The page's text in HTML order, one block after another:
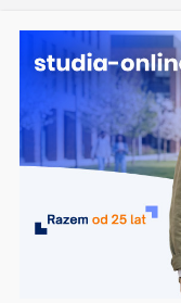
Ostatnie wpisy: